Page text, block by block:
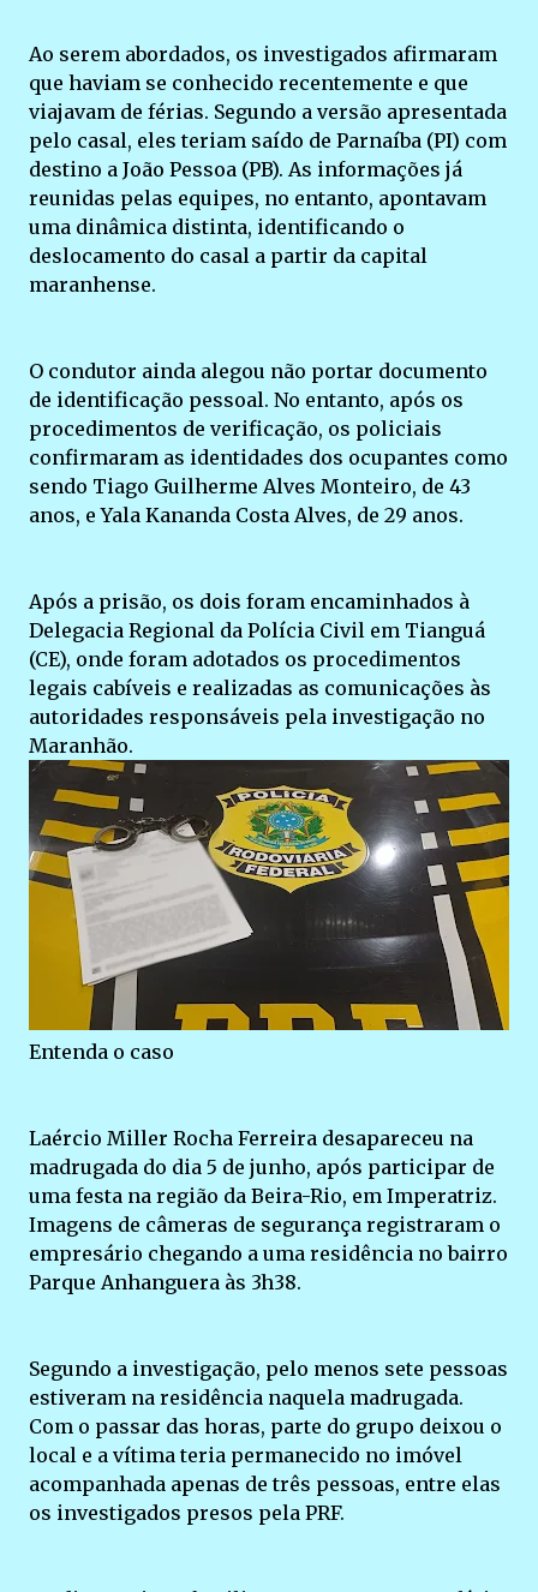
Ao serem abordados, os investigados afirmaram
que haviam se conhecido recentemente e que
viajavam de férias. Segundo a versão apresentada
pelo casal, eles teriam saído de Parnaíba (PI) com
destino a João Pessoa (PB). As informações já
reunidas pelas equipes, no entanto, apontavam
uma dinâmica distinta, identificando o
deslocamento do casal a partir da capital
maranhense.
O condutor ainda alegou não portar documento
de identificação pessoal. No entanto, após os
procedimentos de verificação, os policiais
confirmaram as identidades dos ocupantes como
sendo Tiago Guilherme Alves Monteiro, de 43
anos, e Yala Kananda Costa Alves, de 29 anos.
Após a prisão, os dois foram encaminhados à
Delegacia Regional da Polícia Civil em Tianguá
(CE), onde foram adotados os procedimentos
legais cabíveis e realizadas as comunicações às
autoridades responsáveis pela investigação no
Maranhão.
Entenda o caso
Laércio Miller Rocha Ferreira desapareceu na
madrugada do dia 5 de junho, após participar de
uma festa na região da Beira-Rio, em Imperatriz.
Imagens de câmeras de segurança registraram o
empresário chegando a uma residência no bairro
Parque Anhanguera às 3h38.
Segundo a investigação, pelo menos sete pessoas
estiveram na residência naquela madrugada.
Com o passar das horas, parte do grupo deixou o
local e a vítima teria permanecido no imóvel
acompanhada apenas de três pessoas, entre elas
os investigados presos pela PRF.